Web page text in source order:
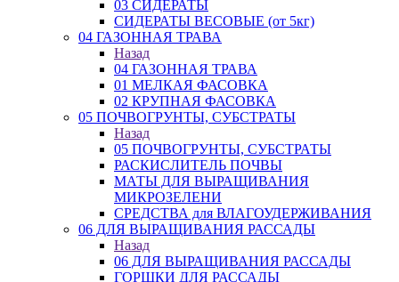
03 СИДЕРАТЫ
СИДЕРАТЫ ВЕСОВЫЕ (от 5кг)
04 ГАЗОННАЯ ТРАВА
Назад
04 ГАЗОННАЯ ТРАВА
01 МЕЛКАЯ ФАСОВКА
02 КРУПНАЯ ФАСОВКА
05 ПОЧВОГРУНТЫ, СУБСТРАТЫ
Назад
05 ПОЧВОГРУНТЫ, СУБСТРАТЫ
РАСКИСЛИТЕЛЬ ПОЧВЫ
МАТЫ ДЛЯ ВЫРАЩИВАНИЯ
МИКРОЗЕЛЕНИ
СРЕДСТВА для ВЛАГОУДЕРЖИВАНИЯ
06 ДЛЯ ВЫРАЩИВАНИЯ РАССАДЫ
Назад
06 ДЛЯ ВЫРАЩИВАНИЯ РАССАДЫ
ГОРШКИ ДЛЯ РАССАДЫ